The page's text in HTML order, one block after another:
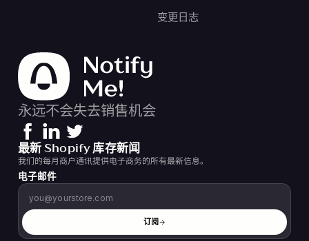
变更日志
永远不会失去销售机会
最新 Shopify 库存新闻
我们的每月商户通讯提供电子商务的所有最新信息。
电子邮件
订阅